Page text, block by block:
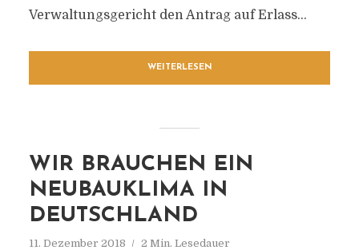
Verwaltungsgericht den Antrag auf Erlass...
WEITERLESEN
WIR BRAUCHEN EIN
NEUBAUKLIMA IN
DEUTSCHLAND
11. Dezember 2018 2 Min. Lesedauer